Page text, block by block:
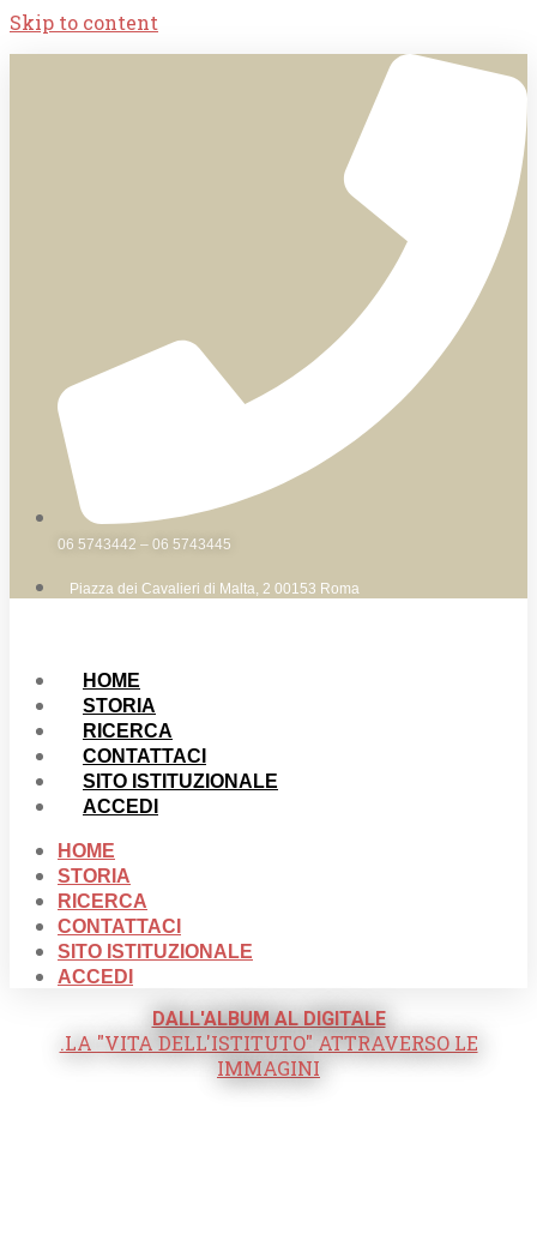
Skip to content
06 5743442 – 06 5743445
Piazza dei Cavalieri di Malta, 2 00153 Roma
HOME
STORIA
RICERCA
CONTATTACI
SITO ISTITUZIONALE
ACCEDI
HOME
STORIA
RICERCA
CONTATTACI
SITO ISTITUZIONALE
ACCEDI
DALL'ALBUM AL DIGITALE
.LA "VITA DELL'ISTITUTO" ATTRAVERSO LE
IMMAGINI